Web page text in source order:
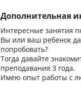
Дополнительная
Интересные занятия
Вы или ваш ребенок
попробовать?
Тогда давайте
преподавания 3 года.
Имею опыт работы с